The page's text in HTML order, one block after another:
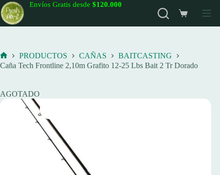
Saltar
al
contenido
Envíos Gratis desde $120.000
Carro
de
Inicio
PRODUCTOS CAÑAS
BAITCASTING
Caña Tech Frontline 2,10m Grafito 12-25 Lbs Bait 2 Tr Dorado
AGOTADO